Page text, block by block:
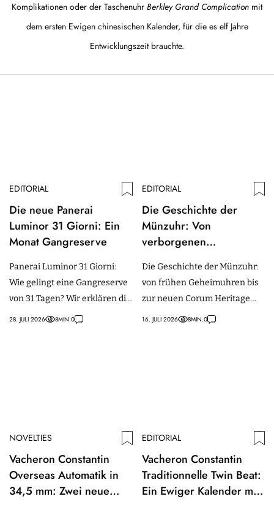
Komplikationen oder der Taschenuhr Berkley Grand Complication mit
dem ersten Ewigen chinesischen Kalender, für die es elf Jahre
Entwicklungszeit brauchte.
EDITORIAL
Die neue Panerai
Luminor 31 Giorni: Ein
Monat Gangreserve
Panerai Luminor 31 Giorni:
Wie gelingt eine Gangreserve
von 31 Tagen? Wir erklären die
Technik & vergleichen sie mit
28. JULI 2026 8MIN.0
EDITORIAL
Die Geschichte der
Münzuhr: Von
verborgenen
Coin Watch
Die Geschichte der Münzuhr:
von frühen Geheimuhren bis
zur neuen Corum Heritage
Coin Kollektion anlässlich des
16. JULI 2026 8MIN.0
NOVELTIES
Vacheron Constantin
Overseas Automatik in
34,5 mm: Zwei neue
EDITORIAL
Vacheron Constantin
Traditionnelle Twin Beat:
Ein Ewiger Kalender mit